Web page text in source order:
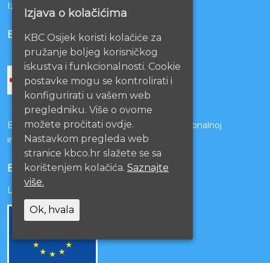
Izjava o pristupačnosti mrežnih stranica
BOLNICE PARTNERI
Bolnice s kojima je potpisan ugovor o funkcionalnoj
integraciji
EU PROJEKTI
Lista projekata
Izjava o kolačićima
KBC Osijek koristi kolačiće za
pružanje boljeg korisničkog
iskustva i funkcionalnosti. Cookie
postavke mogu se kontrolirati i
konfigurirati u vašem web
pregledniku. Više o ovome
možete pročitati ovdje.
Nastavkom pregleda web
stranice kbco.hr slažete se sa
korištenjem kolačića. Saznajte
više.
Ok, hvala